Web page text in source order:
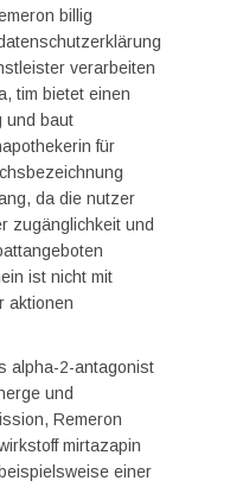
billig
verarbeiten
tim bietet einen
und baut
für
da die nutzer
zugänglichkeit und
ist nicht mit
aktionen
alpha-2-antagonist
und
Remeron
mirtazapin
einer